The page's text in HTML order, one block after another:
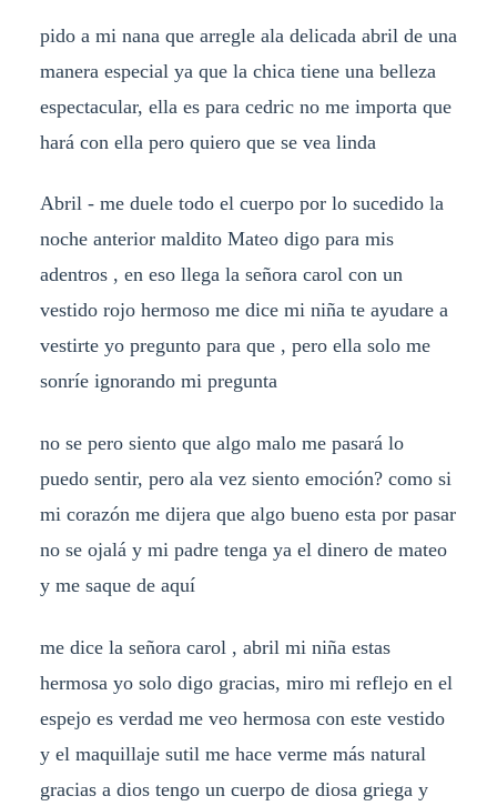
pido a mi nana que arregle ala delicada abril de una
manera especial ya que la chica tiene una belleza
espectacular, ella es para cedric no me importa que
hará con ella pero quiero que se vea linda
Abril - me duele todo el cuerpo por lo sucedido la
noche anterior maldito Mateo digo para mis
adentros , en eso llega la señora carol con un
vestido rojo hermoso me dice mi niña te ayudare a
vestirte yo pregunto para que , pero ella solo me
sonríe ignorando mi pregunta
no se pero siento que algo malo me pasará lo
puedo sentir, pero ala vez siento emoción? como si
mi corazón me dijera que algo bueno esta por pasar
no se ojalá y mi padre tenga ya el dinero de mateo
y me saque de aquí
me dice la señora carol , abril mi niña estas
hermosa yo solo digo gracias, miro mi reflejo en el
espejo es verdad me veo hermosa con este vestido
y el maquillaje sutil me hace verme más natural
gracias a dios tengo un cuerpo de diosa griega y